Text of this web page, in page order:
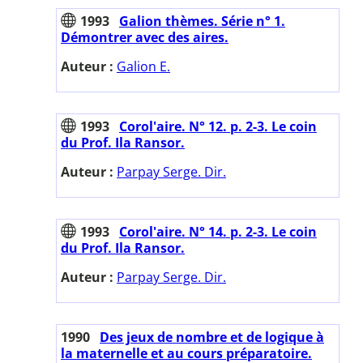
1993 Galion thèmes. Série n° 1.
Démontrer avec des aires.
Auteur : Galion E.
1993 Corol'aire. N° 12. p. 2-3. Le coin
du Prof. Ila Ransor.
Auteur : Parpay Serge. Dir.
1993 Corol'aire. N° 14. p. 2-3. Le coin
du Prof. Ila Ransor.
Auteur : Parpay Serge. Dir.
1990 Des jeux de nombre et de logique à
la maternelle et au cours préparatoire.